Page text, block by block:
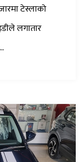
टेस्लाको
लगातार